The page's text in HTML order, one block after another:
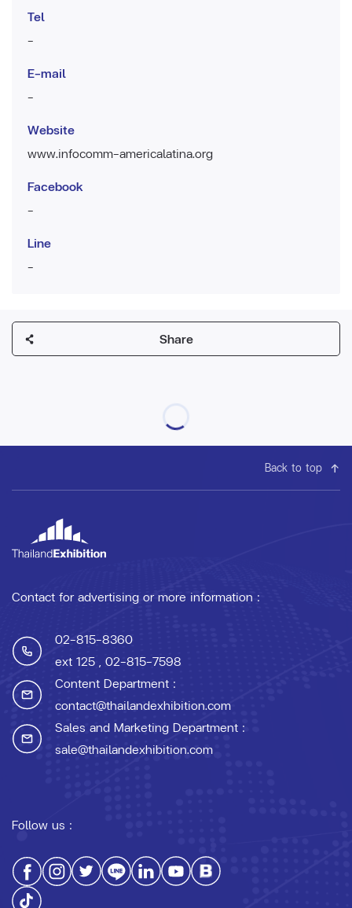
Tel
-
E-mail
-
Website
www.infocomm-americalatina.org
Facebook
-
Line
-
Share
Back to top
Contact for advertising or more information :
02-815-8360
ext 125 , 02-815-7598
Content Department :
contact@thailandexhibition.com
Sales and Marketing Department :
sale@thailandexhibition.com
Follow us :